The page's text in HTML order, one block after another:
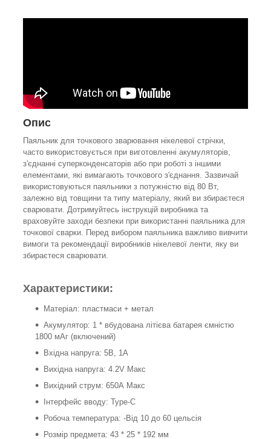
Опис
Паяльник для точкового зварювання нікелевої стрічки,
часто використовується при виготовленні акумуляторів,
з'єднанні суперконденсаторів або при роботі з іншими
елементами, які вимагають точкового з'єднання. Зазвичай
використовуються паяльники з потужністю від 80 Вт,
залежно від товщини та типу матеріалу, який ви збираєтеся
сварювати. Дотримуйтесь інструкцій виробника та
враховуйте заходи безпеки при використанні паяльника для
точкової сварки. Перед вибором паяльника важливо вивчити
вимоги та рекомендації виробників нікелевої ленти, яку ви
збираєтеся сварювати.
Характеристики:
Матеріал: пластмаси + метал
Акумулятор: 1 * вбудована літієва батарея ємністю
1800 мАг (включений)
Вхідна напруга: 5В, 1А
Вихідна напруга: 4.2V Макс
Вихідний струм: 650А Макс
Інтерфейс вводу: Type-C
Робоча температура: -Від 10 до 60 цельсія
Розмір предмета: 43 * 25 * 192 мм